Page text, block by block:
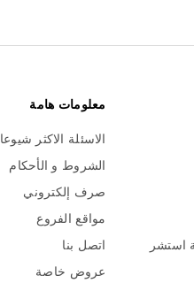
استشر
معلومات هامة
الاسئلة الاكثر شيوعا
الشروط و الأحكام
صرف إلكتروني
مواقع الفروع
اتصل بنا
عروض خاصة